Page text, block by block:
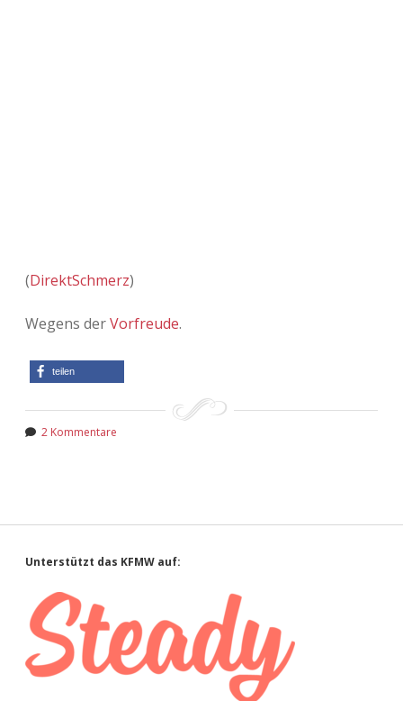
(DirektSchmerz)
Wegens derVorfreude.
teilen
2 Kommentare
Sidebar
Unterstützt das KFMW auf: